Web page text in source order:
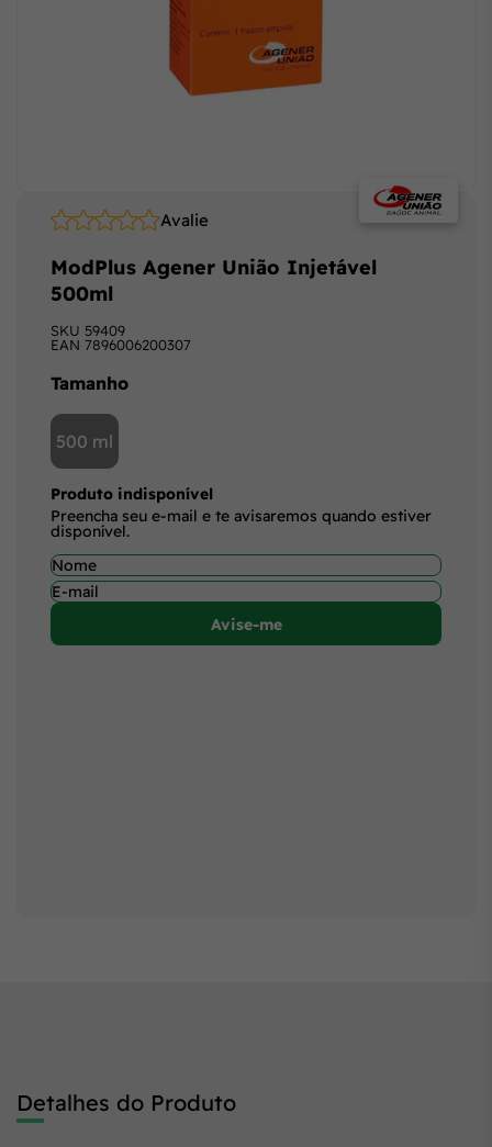
Avalie
SKU 59409
EAN 7896006200307
ModPlus Agener União Injetável
500ml
Tamanho
500 ml
Produto indisponível
Preencha seu e-mail e te avisaremos quando estiver
disponível.
Avise-me
Detalhes do Produto